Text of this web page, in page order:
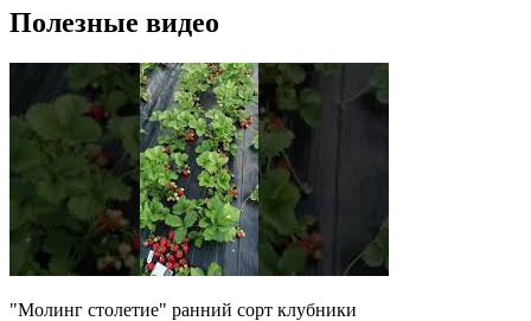
Полезные видео
"Молинг столетие" ранний сорт клубники